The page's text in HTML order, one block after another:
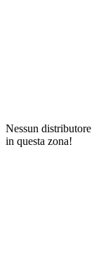
Nessun distributore
in questa zona!